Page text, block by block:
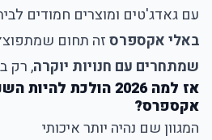
עם גאדג'טים ומוצרים חמודים
באלי אקספרסזה תחום
שמתחרים עם חנויות יוקרה, רק
אז למה 2026 הולכת
אקספרס?
המגוון שם נהיה יותר איכותי